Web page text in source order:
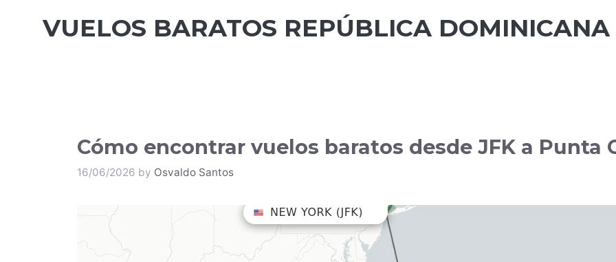
VUELOS BARATOS REPÚBLICA DOMINICANA
Cómo encontrar vuelos baratos desde JFK a Punta
16/06/2026 by Osvaldo Santos